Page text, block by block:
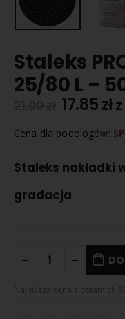
Staleks
25/80 L –
17.85zł
Cena dla podologów:
Staleks nakładki
gradacja
Najniższa cena z ostatnich